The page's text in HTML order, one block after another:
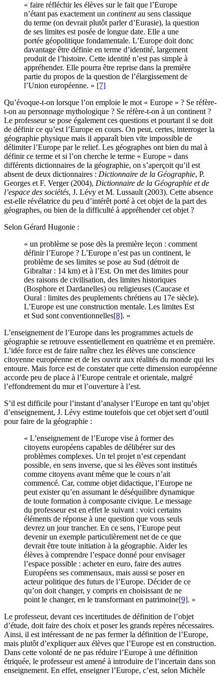
« faire réfléchir les élèves sur le fait que l’Europe
n’étant pas exactement un continentau sens classique
du terme (on devrait plutôt parler d’Eurasie), la question
de ses limites est posée de longue date. Elle a une
portée géopolitique fondamentale. L’Europe doit donc
davantage être définie en terme d’identité, largement
produit de l’histoire. Cette identité n’est pas simple à
appréhender. Elle pourra être reprise dans la première
partie du propos de la question de l’élargissement de
l’Union européenne. » [7]
Qu’évoque-t-on lorsque l’on emploie le mot « Europe » ? Se réfère-
t-on au personnage mythologique ? Se réfère-t-on à un continent ?
Le professeur se pose également ces questions et pourtant il se doit
de définir ce qu’est l’Europe en cours. On peut, certes, interroger la
géographie physique mais il apparaît bien vite impossible de
délimiter l’Europe par le relief. Les géographes ont bien du mal à
définir ce terme et si l’on cherche le terme « Europe » dans
différents dictionnaires de la géographie, on s’aperçoit qu’il est
absent de deux dictionnaires : Dictionnaire de la Géographie, P.
Georges et F. Verger (2004), Dictionnaire de la Géographie et de
l’espace des sociétés, J. Lévy et M. Lussault (2003). Cette absence
est-elle révélatrice du peu d’intérêt porté à cet objet de la part des
géographes, ou bien de la difficulté à appréhender cet objet ?
Selon Gérard Hugonie :
« un problème se pose dès la première leçon : comment
définir l’Europe ? L’Europe n’est pas un continent, le
problème de ses limites se pose au Sud (détroit de
Gibraltar : 14 km) et à l’Est. On met des limites pour
des raisons de civilisation, des limites historiques
(Bosphore et Dardanelles) ou religieuses (Caucase et
Oural : limites des peuplements chrétiens au 17e siècle).
L’Europe est une construction mentale. Les limites Est
et Sud sont conventionnelles[8]. »
L’enseignement de l’Europe dans les programmes actuels de
géographie se retrouve essentiellement en quatrième et en première.
L’idée force est de faire naître chez les élèves une conscience
citoyenne européenne et de les ouvrir aux réalités du monde qui les
entoure. Mais force est de constater que cette dimension européenne
accorde peu de place à l’Europe centrale et orientale, malgré
l’effondrement du mur et l’ouverture à l’est.
S’il est difficile pour l’instant d’analyser l’Europe en tant qu’objet
d’enseignement, J. Lévy estime toutefois que cet objet sert d’outil
pour faire de la géographie :
« L’enseignement de l’Europe vise à former des
citoyens européens capables de délibérer sur des
problèmes complexes. Un tel projet n’est cependant
possible, en sens inverse, que si les élèves sont institués
comme citoyens avant même que le cours n’ait
commencé. Car, comme objet didactique, l’Europe ne
peut exister qu’en assumant le déséquilibre dynamique
de toute formation à composante civique. Le message
du professeur est en effet le suivant : voici certains
éléments de réponse à une question que vous seuls
devrez un jour trancher. En ce sens, l’Europe peut
devenir un exemple particulièrement net de ce que
devrait être toute initiation à la géographie. Aider les
élèves à comprendre l’espace donné pour envisager
l’espace possible : acheter en euro, faire des autres
Européens ses commensaux, mais aussi se poser en
acteur politique des futurs de l’Europe. Décider de ce
qu’on doit changer, y compris en choisissant de ne
point le changer, en le transformant en patrimoine[9]. »
Le professeur, devant ces incertitudes de définition de l’objet
d’étude, doit faire des choix et poser les grands repères nécessaires.
Ainsi, il est intéressant de ne pas fermer la définition de l’Europe,
mais plutôt d’expliquer aux élèves que l’Europe est en construction.
Dans cette volonté de ne pas réduire l’Europe à une définition
étriquée, le professeur est amené à introduire de l’incertain dans son
enseignement. En effet, enseigner l’Europe, c’est, selon Michèle